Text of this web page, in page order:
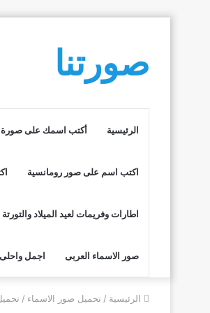
صورتنا
الرئيسية أكتب اسمك على صورة
اكتب اسم على صور رومانسية
اطارات وفريمات لعيد الميلاد والتورتة
صور الاسماء العربى اجمل
الرئيسية / تحميل صور الاسماء /